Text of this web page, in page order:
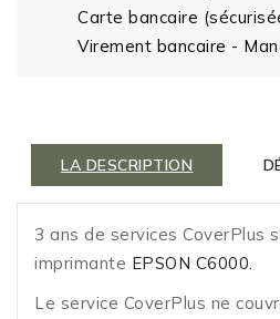
Carte bancaire
Virement bancaire -
LA DESCRIPTION
3 ans de services CoverPlus
imprimante EPSON C6000.
Le service CoverPlus ne